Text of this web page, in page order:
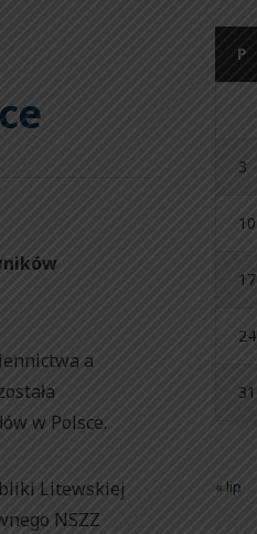
a
w Polsce.
Litewskiej
NSZZ
P
3
10
17
24
31
« lip